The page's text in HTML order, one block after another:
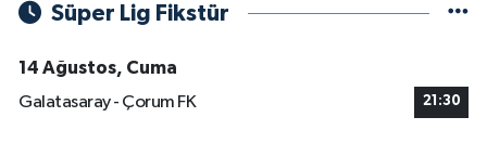
Süper Lig Fikstür
14 Ağustos, Cuma
Galatasaray - Çorum FK
21:30